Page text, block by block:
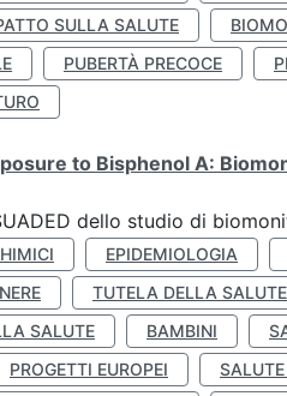
SULLA SALUTE
PUBERTÀ PRECOCE
to Bisphenol A:
dello studio di
EPIDEMIOLOGIA
TUTELA DELLA SALUTE
SALUTE
BAMBINI
PROGETTI EUROPEI